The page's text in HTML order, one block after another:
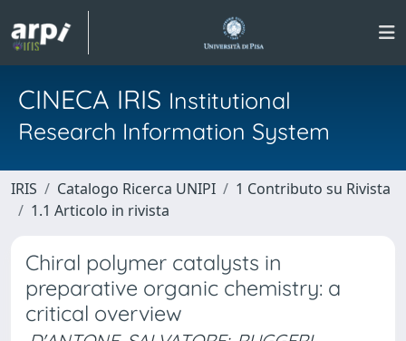
CINECA IRIS Institutional
Research Information System
IRIS Catalogo Ricerca UNIPI
1 Contributo su Rivista
1.1 Articolo in rivista
Chiral polymer catalysts in
preparative organic chemistry: a
critical overview